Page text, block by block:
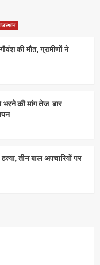
की मौत, ग्रामीणों ने
भरने की मांग तेज, बार
तीन बाल अपचारियों पर